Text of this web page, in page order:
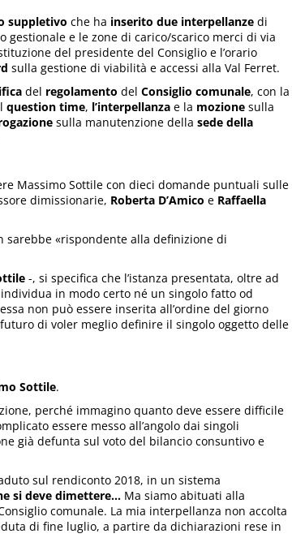
suppletivo che ha inserito due interpellanze di
gestionale e le zone di carico/scarico merci di via
del presidente del Consiglio e l’orario
sulla gestione di viabilità e accessi alla Val Ferret.
del regolamento del Consiglio comunale, con la
question time, l’interpellanza e la mozione sulla
sulla manutenzione della sede della
Massimo Sottile con dieci domande puntuali sulle
dimissionarie, Roberta D’Amico e Raffaella
sarebbe «rispondente alla definizione di
-, si specifica che l’istanza presentata, oltre ad
in modo certo né un singolo fatto od
non può essere inserita all’ordine del giorno
di voler meglio definire il singolo oggetto delle
Sottile.
perché immagino quanto deve essere difficile
essere messo all’angolo dai singoli
già defunta sul voto del bilancio consuntivo e
sul rendiconto 2018, in un sistema
si deve dimettere… Ma siamo abituati alla
comunale. La mia interpellanza non accolta
di fine luglio, a partire da dichiarazioni rese in